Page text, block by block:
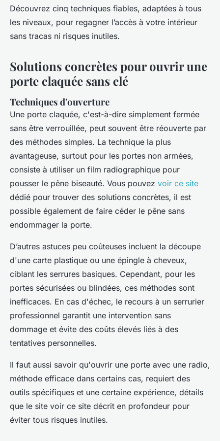
Découvrez cinq techniques fiables, adaptées à tous
les niveaux, pour regagner l’accès à votre intérieur
sans tracas ni risques inutiles.
Solutions concrètes pour ouvrir une
porte claquée sans clé
Techniques d'ouverture
Une porte claquée, c'est-à-dire simplement fermée
sans être verrouillée, peut souvent être réouverte par
des méthodes simples. La technique la plus
avantageuse, surtout pour les portes non armées,
consiste à utiliser un film radiographique pour
pousser le pêne biseauté. Vous pouvez voir ce site
dédié pour trouver des solutions concrètes, il est
possible également de faire céder le pêne sans
endommager la porte.
D’autres astuces peu coûteuses incluent la découpe
d'une carte plastique ou une épingle à cheveux,
ciblant les serrures basiques. Cependant, pour les
portes sécurisées ou blindées, ces méthodes sont
inefficaces. En cas d'échec, le recours à un serrurier
professionnel garantit une intervention sans
dommage et évite des coûts élevés liés à des
tentatives personnelles.
Il faut aussi savoir qu'ouvrir une porte avec une radio,
méthode efficace dans certains cas, requiert des
outils spécifiques et une certaine expérience, détails
que le site voir ce site décrit en profondeur pour
éviter tous risques inutiles.